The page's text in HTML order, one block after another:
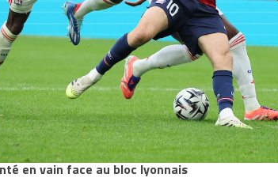
en vain face au bloc lyonnais